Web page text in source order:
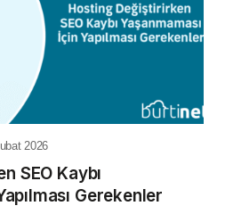
2026
SEO Kaybı
Gerekenler